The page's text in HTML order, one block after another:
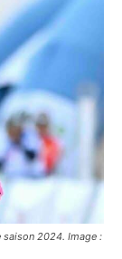
saison 2024. Image :